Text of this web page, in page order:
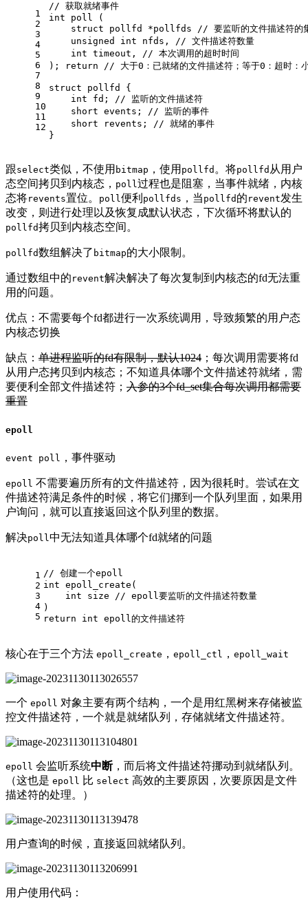
1
2
3
4
5
6
7
8
9
10
11
12
// 获取就绪事件
int
poll
(
struct pollfd *pollfds // 要监听的文件描述符的
unsigned
int nfds, // 文件描述符数量
int timeout, // 本次调用的超时时间
) ; return // 大于0：已就绪的文件描述符；等于0：超时：
struct pollfd {
int fd; // 监听的文件描述符
short events; // 监听的事件
short revents; // 就绪的事件
}
跟select类似，不使用 bitmap ，使用 pollfd 。将pollfd 从用户
态空间拷贝到内核态， poll过程也是阻塞，当事件就绪，内核
态将revents置位。 poll便利 pollfds ，当 pollfd 的 revent发生
改变，则进行处理以及恢复成默认状态，下次循环将默认的
pollfd拷贝到内核态空间。
pollfd数组解决了 bitmap的大小限制。
通过数组中的 revent解决解决了每次复制到内核态的fd无法重
用的问题。
优点：不需要每个fd都进行一次系统调用，导致频繁的用户态
内核态切换
缺点： 单进程监听的fd有限制，默认1024 ；每次调用需要将fd
从用户态拷贝到内核态；不知道具体哪个文件描述符就绪，需
要便利全部文件描述符； 入参的3个fd_set集合每次调用都需要
重置
epoll
event poll ，事件驱动
epoll 不需要遍历所有的文件描述符，因为很耗时。尝试在文
件描述符满足条件的时候，将它们挪到一个队列里面，如果用
户询问，就可以直接返回这个队列里的数据。
解决poll 中无法知道具体哪个fd就绪的问题
1
2
3
4
5
// 创建一个epoll
int epoll_create (
int size
// epoll要监听的文件描述符数量
)
return
int epoll的文件描述符
核心在于三个方法 epoll_create ， epoll_ctl ， epoll_wait
一个 epoll 对象主要有两个结构，一个是用红黑树来存储被监
控文件描述符，一个就是就绪队列，存储就绪文件描述符。
epoll 会监听系统中断，而后将文件描述符挪动到就绪队列。
（这也是 epoll 比 select 高效的主要原因，次要原因是文件
描述符的处理。）
用户查询的时候，直接返回就绪队列。
用户使用代码：